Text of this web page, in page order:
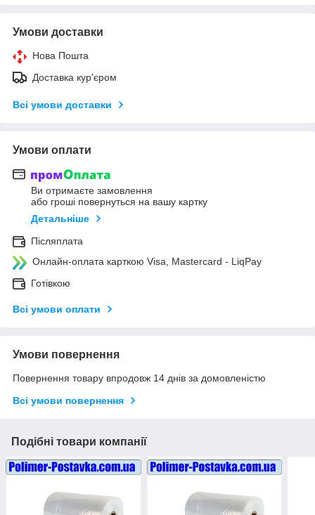
Умови доставки
Нова Пошта
Доставка кур'єром
Всі умови доставки
Умови оплати
Ви отримаєте замовлення
або гроші повернуться на вашу картку
Детальніше
Післяплата
Онлайн-оплата карткою Visa, Mastercard - LiqPay
Готівкою
Всі умови оплати
Умови повернення
Повернення товару впродовж 14 днів за домовленістю
Всі умови повернення
Подібні товари компанії